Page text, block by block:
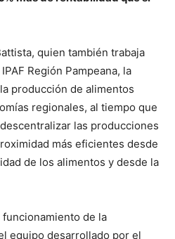
quien también trabaja
Región Pampeana, la
producción de alimentos
regionales, al tiempo que
las producciones
más eficientes desde
de los alimentos y desde la
de la
equipo desarrollado por el